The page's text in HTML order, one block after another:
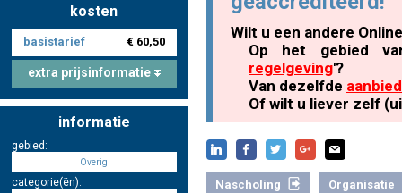
Nascholing aanmelden
kosten
basistarief € 60,50
extra prijsinformatie
informatie
gebied:
Overig
categorie(ën):
Wilt u een andere
Op het gebied
regelgeving'?
Van dezelfde
Of wilt u liever zelf
Nascholing Organisatie